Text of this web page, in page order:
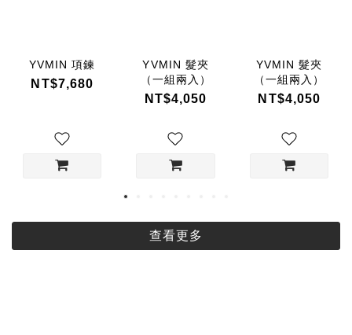
YVMIN 項鍊
NT$7,680
YVMIN 髮夾
（一組兩入）
NT$4,050
YVMIN 髮夾
（一組兩入）
NT$4,050
查看更多